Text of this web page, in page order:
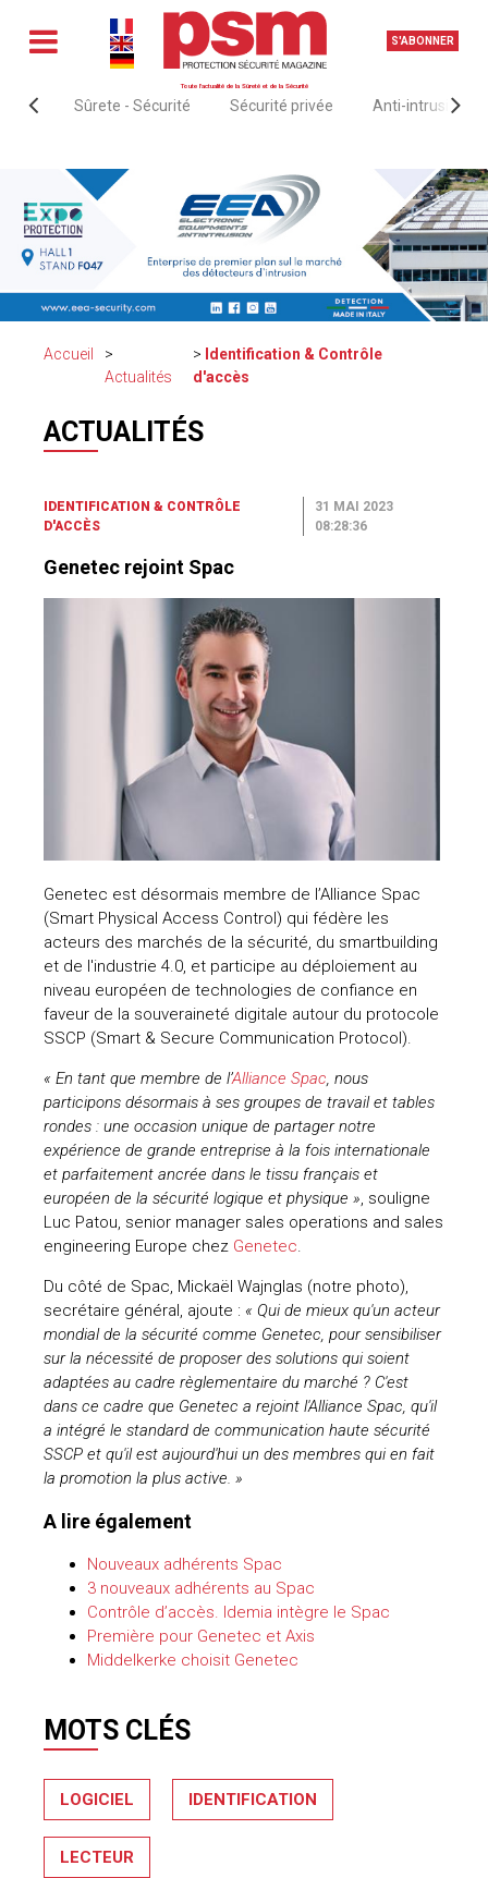
S'ABONNER
Toute l'actualité de la Sûreté et de la Sécurité
Sûrete - Sécurité Sécurité privée Anti-intrusion &
Accueil
Actualités
Identification & Contrôle
d'accès
ACTUALITÉS
IDENTIFICATION & CONTRÔLE
D'ACCÈS
31 MAI 2023
08:28:36
Genetec rejoint Spac
Genetec est désormais membre de l’Alliance Spac
(Smart Physical Access Control) qui fédère les
acteurs des marchés de la sécurité, du smartbuilding
et de l'industrie 4.0, et participe au déploiement au
niveau européen de technologies de confiance en
faveur de la souveraineté digitale autour du protocole
SSCP (Smart & Secure Communication Protocol).
« En tant que membre de l’Alliance Spac , nous
participons désormais à ses groupes de travail et tables
rondes : une occasion unique de partager notre
expérience de grande entreprise à la fois internationale
et parfaitement ancrée dans le tissu français et
européen de la sécurité logique et physique » , souligne
Luc Patou, senior manager sales operations and sales
engineering Europe chez Genetec
Du côté de Spac, Mickaël Wajnglas (notre photo),
secrétaire général, ajoute : « Qui de mieux qu'un acteur
mondial de la sécurité comme Genetec, pour sensibiliser
sur la nécessité de proposer des solutions qui soient
adaptées au cadre règlementaire du marché ? C'est
dans ce cadre que Genetec a rejoint l'Alliance Spac, qu'il
a intégré le standard de communication haute sécurité
SSCP et qu'il est aujourd'hui un des membres qui en fait
la promotion la plus active. »
A lire également
Nouveaux adhérents Spac
3 nouveaux adhérents au Spac
Contrôle d’accès. Idemia intègre le Spac
Première pour Genetec et Axis
Middelkerke choisit Genetec
MOTS CLÉS
LOGICIEL IDENTIFICATION
LECTEUR